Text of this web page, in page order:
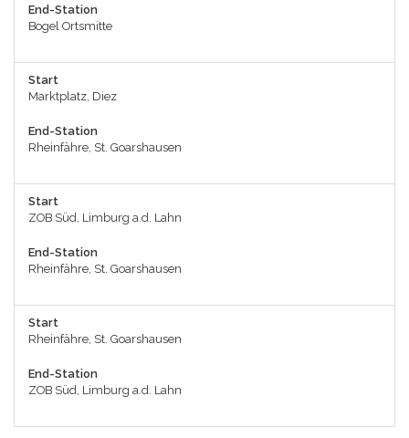
End-Station
Bogel Ortsmitte
Start
Marktplatz, Diez
End-Station
Rheinfähre, St. Goarshausen
Start
ZOB Süd, Limburg a.d. Lahn
End-Station
Rheinfähre, St. Goarshausen
Start
Rheinfähre, St. Goarshausen
End-Station
ZOB Süd, Limburg a.d. Lahn